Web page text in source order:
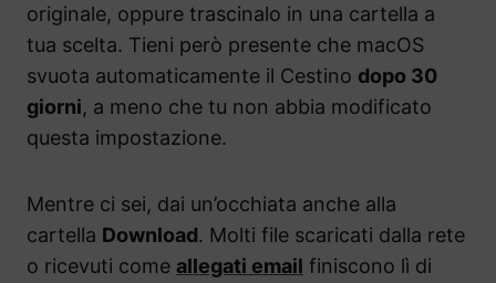
originale, oppure trascinalo in una cartella a
tua scelta. Tieni però presente che macOS
svuota automaticamente il Cestino dopo 30
giorni, a meno che tu non abbia modificato
questa impostazione.
Mentre ci sei, dai un’occhiata anche alla
cartella Download. Molti file scaricati dalla rete
o ricevuti come allegati email finiscono lì di